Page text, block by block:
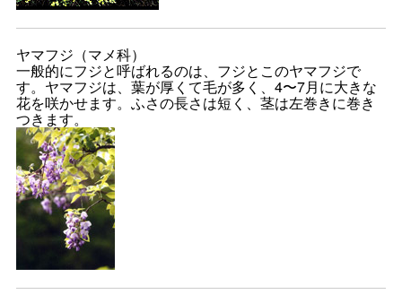
ヤマフジ（マメ科）
一般的にフジと呼ばれるのは、フジとこのヤマフジで
す。ヤマフジは、葉が厚くて毛が多く、4〜7月に大きな
花を咲かせます。ふさの長さは短く、茎は左巻きに巻き
つきます。